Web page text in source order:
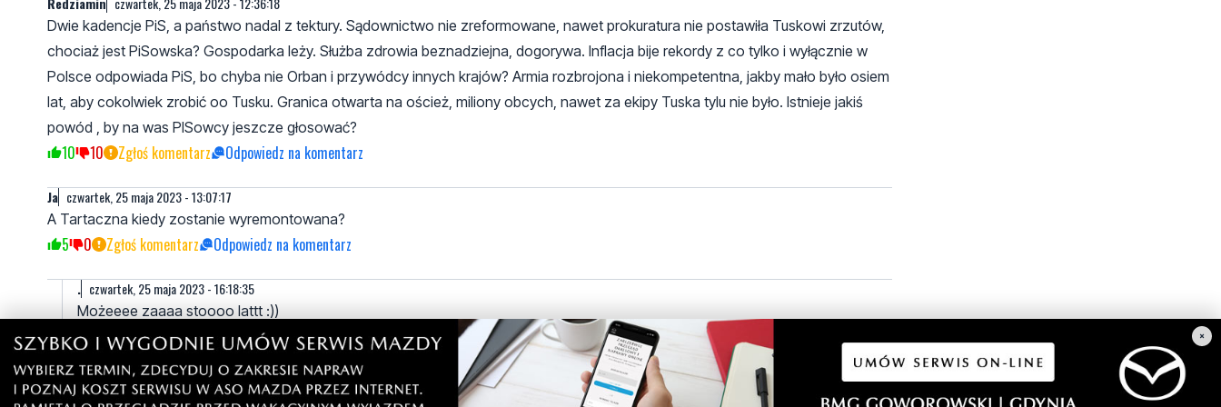
Dwie kadencje PiS, a państwo nadal z tektury. Sądownictwo nie zreformowane, nawet prokuratura nie postawiła Tuskowi zrzutów,
chociaż jest PiSowska? Gospodarka leży. Służba zdrowia beznadziejna, dogorywa. Inflacja bije rekordy z co tylko i wyłącznie w
Polsce odpowiada PiS, bo chyba nie Orban i przywódcy innych krajów? Armia rozbrojona i niekompetentna, jakby mało było osiem
lat, aby cokolwiek zrobić oo Tusku. Granica otwarta na oścież, miliony obcych, nawet za ekipy Tuska tylu nie było. Istnieje jakiś
powód , by na was PISowcy jeszcze głosować?
10 10 Zgłoś komentarz Odpowiedz na komentarz
Ja czwartek, 25 maja 2023 - 13:07:17
A Tartaczna kiedy zostanie wyremontowana?
5 0 Zgłoś komentarz Odpowiedz na komentarz
. czwartek, 25 maja 2023 - 16:18:35
Możeeee zaaaa stoooo lattt :))
4 1 Zgłoś komentarz Odpowiedz na komentarz
wejher wtorek, 30 maja 2023 - 11:05:50
Jak dokończą połączenie Budowlanych Przemysłowa. Inaczej nie da się zamknąć ruchu.
×